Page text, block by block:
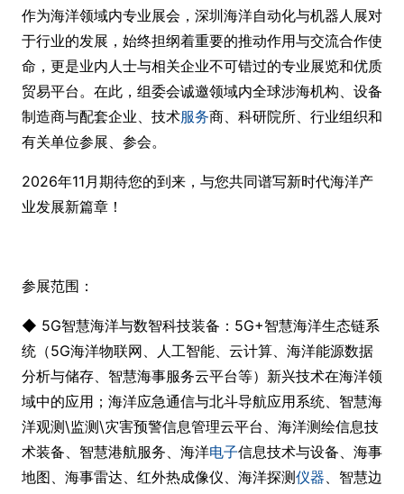
作为海洋领域内专业展会，深圳海洋自动化与机器人展对
于行业的发展，始终担纲着重要的推动作用与交流合作使
命，更是业内人士与相关企业不可错过的专业展览和优质
贸易平台。在此，组委会诚邀领域内全球涉海机构、设备
制造商与配套企业、技术服务商、科研院所、行业组织和
有关单位参展、参会。
2026年11月期待您的到来，与您共同谱写新时代海洋产
业发展新篇章！
参展范围：
◆ 5G智慧海洋与数智科技装备：5G+智慧海洋生态链系
统（5G海洋物联网、人工智能、云计算、海洋能源数据
分析与储存、智慧海事服务云平台等）新兴技术在海洋领
域中的应用；海洋应急通信与北斗导航应用系统、智慧海
洋观测\监测\灾害预警信息管理云平台、海洋测绘信息技
术装备、智慧港航服务、海洋电子信息技术与设备、海事
地图、海事雷达、红外热成像仪、海洋探测仪器、智慧边